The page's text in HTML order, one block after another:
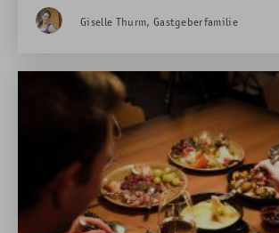
Jetzt Gutscheine entdecken
Giselle Thurm, Gastgeberfamilie